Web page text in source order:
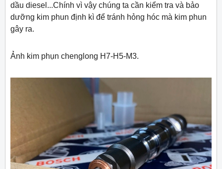
dầu diesel...Chính vì vậy chúng ta cần kiểm tra và bảo
dưỡng kim phun định kì để tránh hỏng hóc mà kim phun
gây ra.
Ảnh kim phụn chenglong H7-H5-M3.